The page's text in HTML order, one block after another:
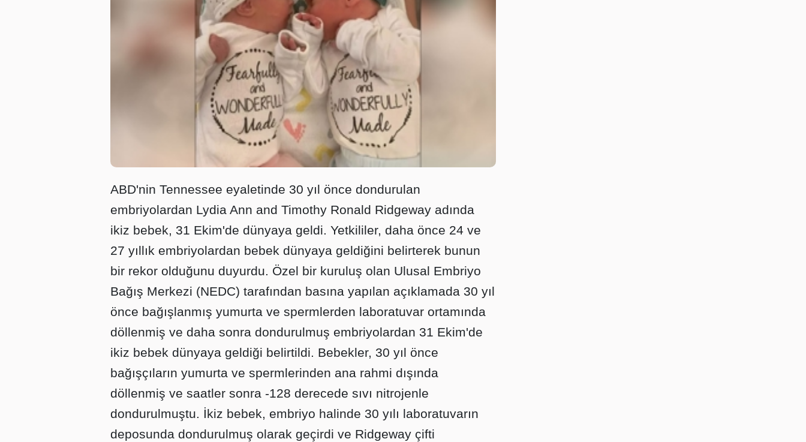
ABD'nin Tennessee eyaletinde 30 yıl önce dondurulan
embriyolardan Lydia Ann and Timothy Ronald Ridgeway adında
ikiz bebek, 31 Ekim'de dünyaya geldi. Yetkililer, daha önce 24 ve
27 yıllık embriyolardan bebek dünyaya geldiğini belirterek bunun
bir rekor olduğunu duyurdu. Özel bir kuruluş olan Ulusal Embriyo
Bağış Merkezi (NEDC) tarafından basına yapılan açıklamada 30 yıl
önce bağışlanmış yumurta ve spermlerden laboratuvar ortamında
döllenmiş ve daha sonra dondurulmuş embriyolardan 31 Ekim'de
ikiz bebek dünyaya geldiği belirtildi. Bebekler, 30 yıl önce
bağışçıların yumurta ve spermlerinden ana rahmi dışında
döllenmiş ve saatler sonra -128 derecede sıvı nitrojenle
dondurulmuştu. İkiz bebek, embriyo halinde 30 yılı laboratuvarın
deposunda dondurulmuş olarak geçirdi ve Ridgeway çifti